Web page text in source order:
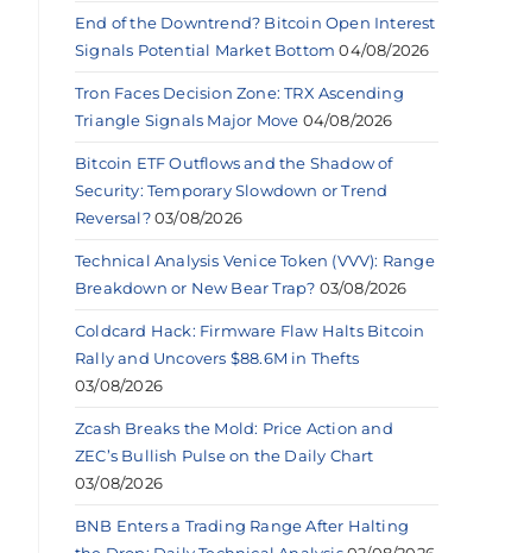
End of the Downtrend? Bitcoin Open Interest
Signals Potential Market Bottom 04/08/2026
Tron Faces Decision Zone: TRX Ascending
Triangle Signals Major Move 04/08/2026
Bitcoin ETF Outflows and the Shadow of
Security: Temporary Slowdown or Trend
Reversal? 03/08/2026
Technical Analysis Venice Token (VVV): Range
Breakdown or New Bear Trap? 03/08/2026
Coldcard Hack: Firmware Flaw Halts Bitcoin
Rally and Uncovers $88.6M in Thefts
03/08/2026
Zcash Breaks the Mold: Price Action and
ZEC’s Bullish Pulse on the Daily Chart
03/08/2026
BNB Enters a Trading Range After Halting